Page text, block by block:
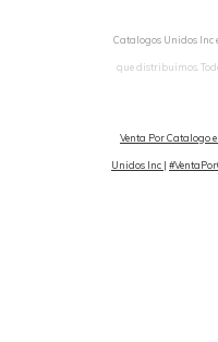
Catalogos Unidos
que distribuimos.
Venta Por Catalogo
Unidos Inc |